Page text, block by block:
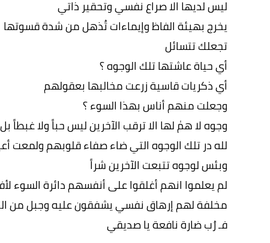
ليس لديها الا صراع نفسي وتحقير ذاتي
يخرج بهيئة الفاظ وإيماءات تُذهل من شدة قسوتها
تجعلك تتسائل
أي حياة عاشتها تلك الوجوه ؟
أي ذكريات قاسية زرعت مخالبها بعقولهم
وجعلت منهم أناس بهذا السوء ؟
وجوه لا همٰ لها الا ترقب الآخرين ليس حباً ولا غبطاً
لله در تلك الوجوه التي ضاء صفاء قلوبهم ولمعت
وبئس لوجوه تتبعت الآخرين شراً
لم يعلموا انهم أغلقوا على أنفسهم دائرة السوء
مخلفة لهم إرهاق نفسي يشفقون عليه وجبل من
فـ رُب ضارة نافعة يا صديقي